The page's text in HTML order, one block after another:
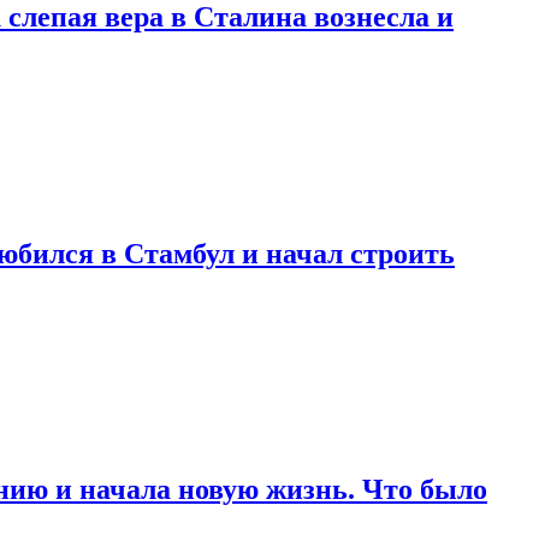
вера в Сталина вознесла и
в Стамбул и начал строить
и начала новую жизнь. Что было